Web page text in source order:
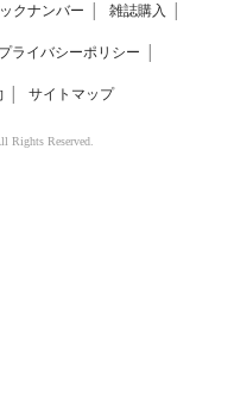
クナンバー 雑誌購入
プライバシーポリシー
サイトマップ
Rights Reserved.